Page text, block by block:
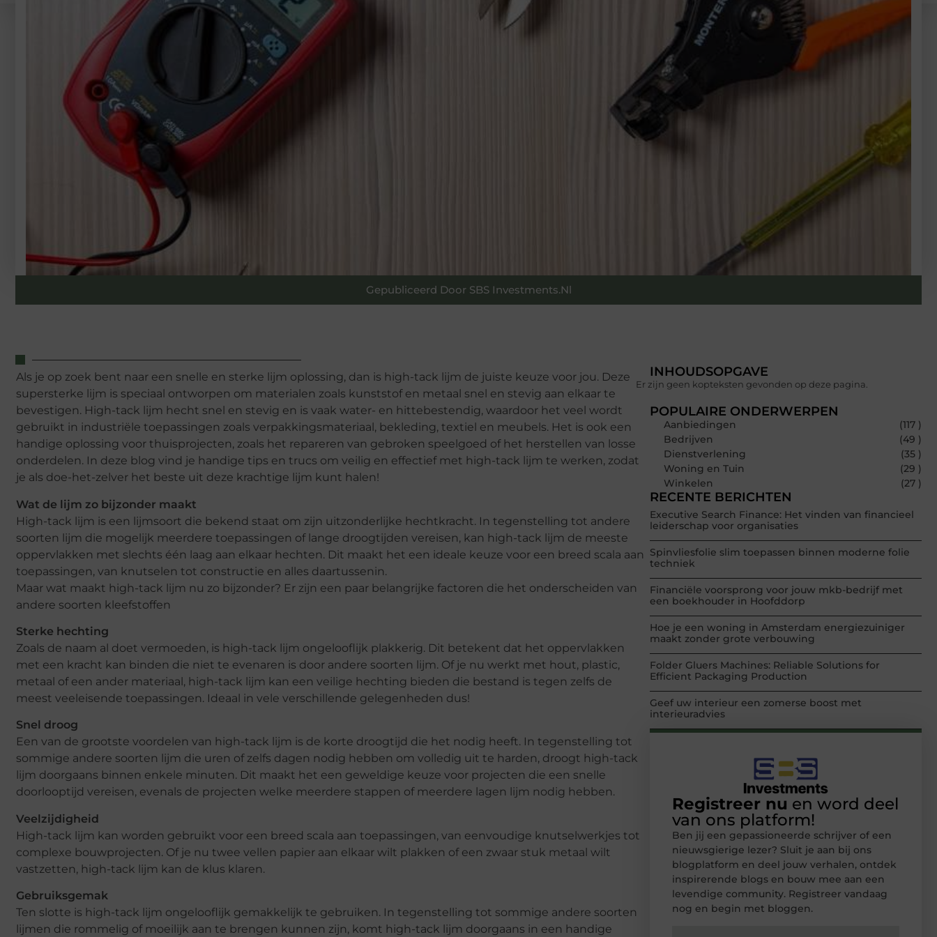
Gepubliceerd Door SBS Investments.nl
Als je op zoek bent naar een snelle en sterke lijm oplossing, dan is high-tack lijm de juiste keuze voor jou. Deze
supersterke lijm is speciaal ontworpen om materialen zoals kunststof en metaal snel en stevig aan elkaar te
bevestigen. High-tack lijm hecht snel en stevig en is vaak water- en hittebestendig, waardoor het veel wordt
gebruikt in industriële toepassingen zoals verpakkingsmateriaal, bekleding, textiel en meubels. Het is ook een
handige oplossing voor thuisprojecten, zoals het repareren van gebroken speelgoed of het herstellen van losse
onderdelen. In deze blog vind je handige tips en trucs om veilig en effectief met high-tack lijm te werken, zodat
je als doe-het-zelver het beste uit deze krachtige lijm kunt halen!
Wat de lijm zo bijzonder maakt
High-tack lijm is een lijmsoort die bekend staat om zijn uitzonderlijke hechtkracht. In tegenstelling tot andere
soorten lijm die mogelijk meerdere toepassingen of lange droogtijden vereisen, kan high-tack lijm de meeste
oppervlakken met slechts één laag aan elkaar hechten. Dit maakt het een ideale keuze voor een breed scala aan
toepassingen, van knutselen tot constructie en alles daartussenin.
Maar wat maakt high-tack lijm nu zo bijzonder? Er zijn een paar belangrijke factoren die het onderscheiden van
andere soorten kleefstoffen
Sterke hechting
Zoals de naam al doet vermoeden, is high-tack lijm ongelooflijk plakkerig. Dit betekent dat het oppervlakken
met een kracht kan binden die niet te evenaren is door andere soorten lijm. Of je nu werkt met hout, plastic,
metaal of een ander materiaal, high-tack lijm kan een veilige hechting bieden die bestand is tegen zelfs de
meest veeleisende toepassingen. Ideaal in vele verschillende gelegenheden dus!
Snel droog
Een van de grootste voordelen van high-tack lijm is de korte droogtijd die het nodig heeft. In tegenstelling tot
sommige andere soorten lijm die uren of zelfs dagen nodig hebben om volledig uit te harden, droogt high-tack
lijm doorgaans binnen enkele minuten. Dit maakt het een geweldige keuze voor projecten die een snelle
doorlooptijd vereisen, evenals de projecten welke meerdere stappen of meerdere lagen lijm nodig hebben.
Veelzijdigheid
High-tack lijm kan worden gebruikt voor een breed scala aan toepassingen, van eenvoudige knutselwerkjes tot
complexe bouwprojecten. Of je nu twee vellen papier aan elkaar wilt plakken of een zwaar stuk metaal wilt
vastzetten, high-tack lijm kan de klus klaren.
Gebruiksgemak
Ten slotte is high-tack lijm ongelooflijk gemakkelijk te gebruiken. In tegenstelling tot sommige andere soorten
lijmen die rommelig of moeilijk aan te brengen kunnen zijn, komt high-tack lijm doorgaans in een handige
INHOUDSOPGAVE
Er zijn geen kopteksten gevonden op deze pagina.
POPULAIRE ONDERWERPEN
Aanbiedingen
(117 )
Bedrijven
(49 )
Dienstverlening
(35 )
Woning en Tuin
(29 )
Winkelen
(27 )
RECENTE BERICHTEN
Executive Search Finance: Het vinden van financieel
leiderschap voor organisaties
Spinvliesfolie slim toepassen binnen moderne folie
techniek
Financiële voorsprong voor jouw mkb-bedrijf met
een boekhouder in Hoofddorp
Hoe je een woning in Amsterdam energiezuiniger
maakt zonder grote verbouwing
Folder Gluers Machines: Reliable Solutions for
Efficient Packaging Production
Geef uw interieur een zomerse boost met
interieuradvies
Registreer nu en word deel
van ons platform!
Ben jij een gepassioneerde schrijver of een
nieuwsgierige lezer? Sluit je aan bij ons
blogplatform en deel jouw verhalen, ontdek
inspirerende blogs en bouw mee aan een
levendige community. Registreer vandaag
nog en begin met bloggen.